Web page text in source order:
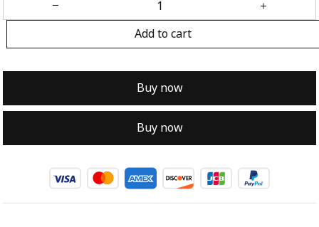
Add to cart
Buy now
Buy now